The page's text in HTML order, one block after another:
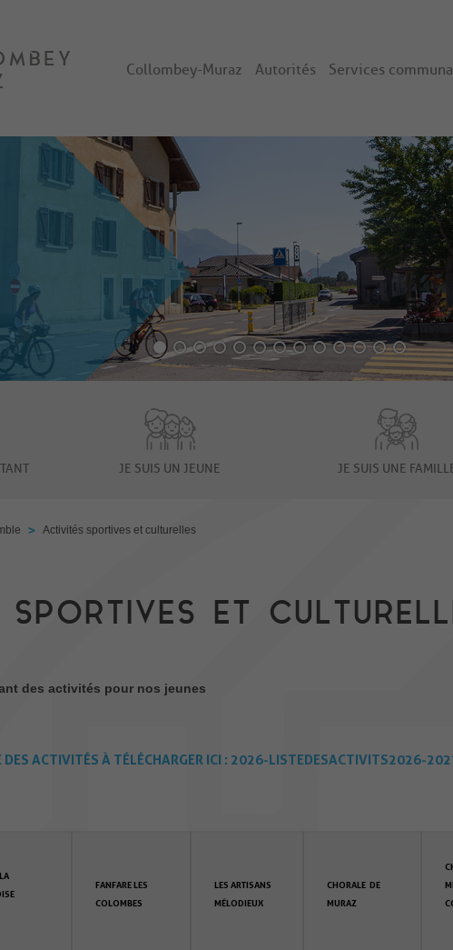
Collombey-Muraz Autorités Services
JE SUIS UN JEUNE JE SUIS UNE
> Activités sportives et culturelles
ET
des activités pour nos jeunes
ACTIVITÉS À TÉLÉCHARGER ICI : 2026-LISTEDESACTIVITS2026-
FANFARE LES
COLOMBES
LES ARTISANS
MÉLODIEUX
CHORALE DE
MURAZ